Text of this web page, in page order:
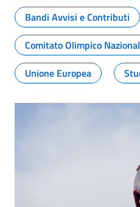
Bandi Avvisi e Contributi
Comitato Olimpico
Unione Europea